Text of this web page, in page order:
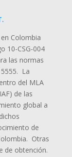
Colombia
10-CSG-004
las normas
5555. La
del MLA
de las
global a
de
Otras
de obtención.